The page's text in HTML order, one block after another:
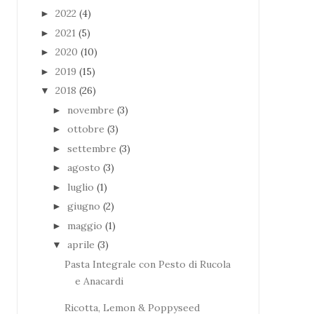
► 2022 (4)
► 2021 (5)
► 2020 (10)
► 2019 (15)
▼ 2018 (26)
► novembre (3)
► ottobre (3)
► settembre (3)
► agosto (3)
► luglio (1)
► giugno (2)
► maggio (1)
▼ aprile (3)
Pasta Integrale con Pesto di Rucola
e Anacardi
Ricotta, Lemon & Poppyseed